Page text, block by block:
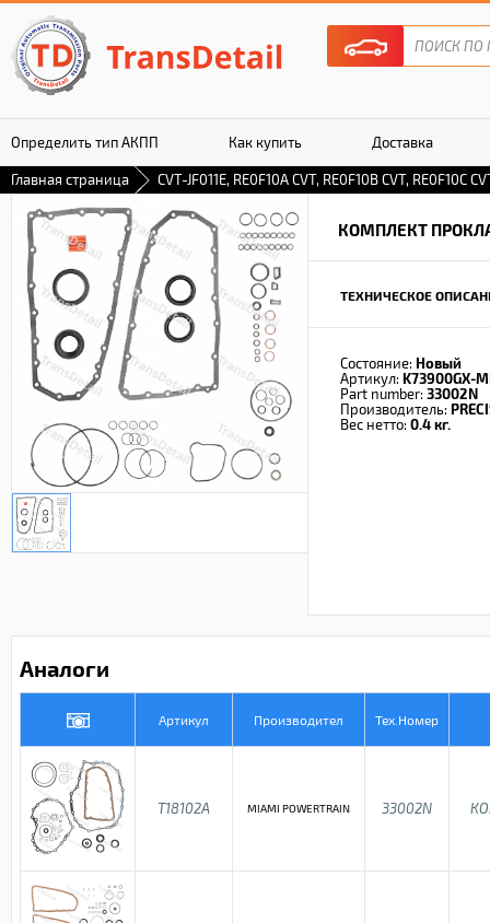
Определить тип АКПП Как купить Доставка
Гарантия
Главная страница CVT-JF011E, RE0F10A CVT, RE0F10B CVT, RE0F10C
КОМПЛЕКТ
ТЕХНИЧЕСКОЕ
Состояние: Новый
Артикул: K73900GX-
Part number: 33002N
Производитель:
Вес нетто: 0.4 кг.
Аналоги
Артикул Производител Тех.Номер
T18102A MIAMI POWERTRAIN 33002N